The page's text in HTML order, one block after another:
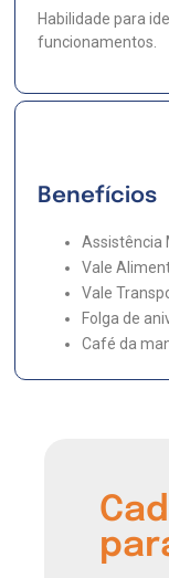
Habilidade para
funcionamentos.
Benefícios
Assistência
Vale
Vale
Folga de
Café da